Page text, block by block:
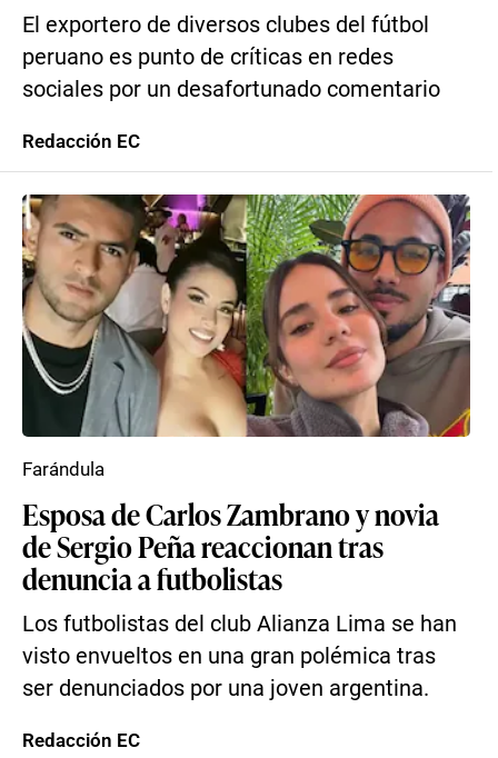
El exportero de diversos clubes del fútbol
peruano es punto de críticas en redes
sociales por un desafortunado comentario
Redacción EC
Esposa de Carlos Zambrano y novia
de Sergio Peña reaccionan tras
denuncia a futbolistas
Los futbolistas del club Alianza Lima se han
visto envueltos en una gran polémica tras
ser denunciados por una joven argentina.
Farándula
Redacción EC